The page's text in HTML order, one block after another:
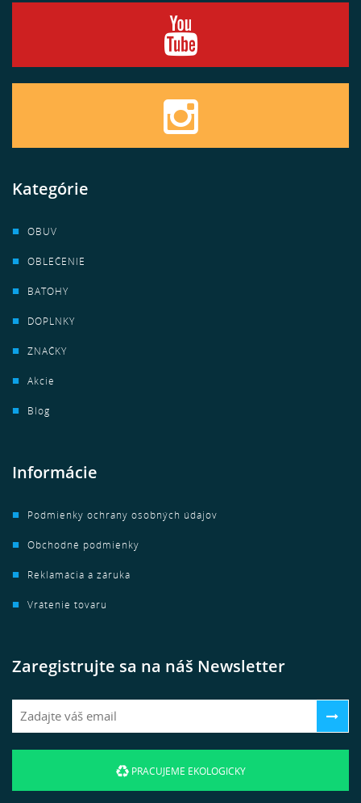
Kategórie
OBUV
OBLEČENIE
BATOHY
DOPLNKY
ZNAČKY
Akcie
Blog
Informácie
Podmienky ochrany osobných údajov
Obchodné podmienky
Reklamácia a záruka
Vrátenie tovaru
Zaregistrujte sa na náš Newsletter
PRACUJEME EKOLOGICKY